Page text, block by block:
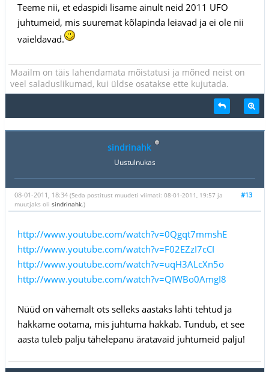
Teeme nii, et edaspidi lisame ainult neid 2011 UFO
juhtumeid, mis suuremat kõlapinda leiavad ja ei ole nii
vaieldavad.
Maailm on täis lahendamata mõistatusi ja mõned neist on
veel saladuslikumad, kui üldse osatakse ette kujutada.
sindrinahk
Uustulnukas
#13
08-01-2011, 18:34 (Seda postitust muudeti viimati: 08-01-2011, 19:57 ja
muutjaks oli sindrinahk.)
http://www.youtube.com/watch?v=0Qgqt7mmshE
http://www.youtube.com/watch?v=F02EZzI7cCI
http://www.youtube.com/watch?v=uqH3ALcXn5o
http://www.youtube.com/watch?v=QIWBo0AmgI8
Nüüd on vähemalt ots selleks aastaks lahti tehtud ja
hakkame ootama, mis juhtuma hakkab. Tundub, et see
aasta tuleb palju tähelepanu äratavaid juhtumeid palju!